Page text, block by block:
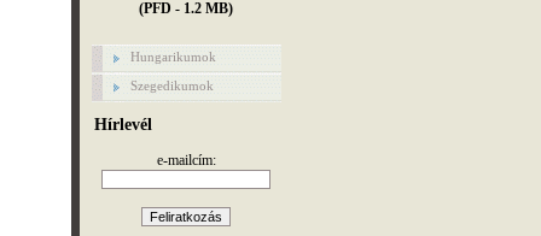
(PFD - 1.2 MB)
Hungarikumok
Szegedikumok
Hírlevél
e-mailcím: